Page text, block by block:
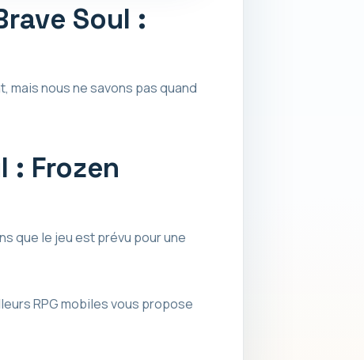
Soul :
mais nous ne savons pas quand
: Frozen
que le jeu est prévu pour une
RPG mobiles vous propose